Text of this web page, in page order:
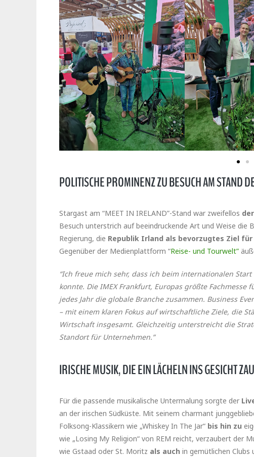
POLITISCHE PROMINENZ ZU BESUCH AM STAND
Stargast am “MEET IN IRELAND”-Stand war zweifellos
Besuch unterstrich auf beeindruckende Art und Weise die
Regierung, die Republik Irland als bevorzugtes Ziel
Gegenüber der Medienplattform “Reise- und Tourwelt”
“Ich freue mich sehr, dass ich beim internationalen
konnte. Die IMEX Frankfurt, Europas größte
jedes Jahr die globale Branche zusammen. Business
– mit einem klaren Fokus auf wirtschaftliche Ziele, die
Wirtschaft insgesamt. Gleichzeitig unterstreicht die
Standort für Unternehmen.”
IRISCHE MUSIK, DIE EIN LÄCHELN INS GESICHT
Für die passende musikalische Untermalung sorgte der
an der irischen Südküste. Mit seinem charmant
Folksong-Klassikern wie „Whiskey In The Jar“ bis hin zu
wie „Losing My Religion“ von REM reicht, verzaubert der
wie Gstaad oder St. Moritz als auch in gemütlichen Clubs